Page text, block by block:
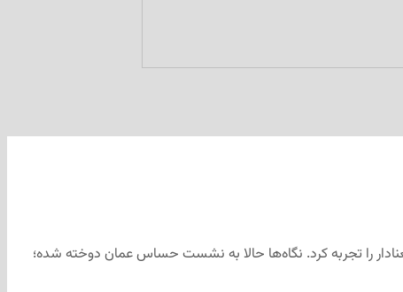
را تجربه کرد. نگاه‌ها حالا به نشست حساس عمان دوخته شده؛